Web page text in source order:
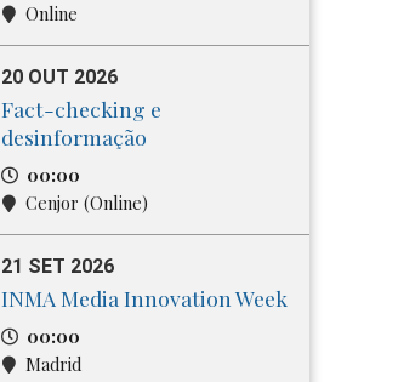
Online
20 OUT 2026
Fact-checking e
desinformação
00:00
Cenjor (Online)
21 SET 2026
INMA Media Innovation Week
00:00
Madrid